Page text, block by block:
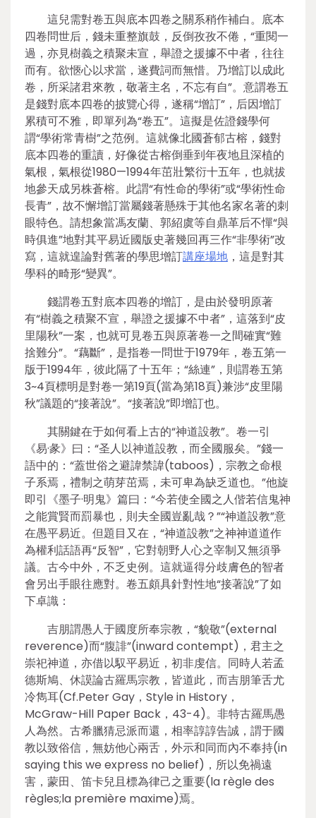
這兒需對卷五與底本四卷之關系稍作補白。底本
四卷問世后，錢未重整旗鼓，反倒孜孜不倦，“重閱一
過，亦見樹義之積聚未宣，舉證之援據不中者，往往
而有。欲愜心以求當，遂費詞而無惜。乃增訂以成此
卷，所采諸君來教，敬著主名，不忘有自”。意謂卷五
是錢對底本四卷的披覽心得，遂稱“增訂”，后因增訂
累積可不雅，即單列為“卷五”。這擬是佐證錢學何
謂“學術常青樹”之范例。這就像北國蒼郁古榕，錢對
底本四卷的重讀，好像從古榕倒垂到年夜地且深植的
氣根，氣根從1980—1994年茁壯繁衍十五年，也就拔
地參天成另株蒼榕。此謂“有性命的學術”或“學術性命
長青”，故不懈增訂當屬錢著懸殊于其他名家名著的刺
眼特色。請想象當馮友蘭、郭紹虞等自鼎革后不憚“與
時俱進”地對其平易近國版史著幾回再三作“非學術”改
寫，這就遑論對舊著的學思增訂講座場地 ，這是對其
學科的畸形“變異”。
錢謂卷五對底本四卷的增訂，是由於發明原著
有“樹義之積聚不宣，舉證之援據不中者”，這落到“皮
里陽秋”一案，也就可見卷五與原著卷一之間確實“難
捨難分”。“藕斷”，是指卷一問世于1979年，卷五第一
版于1994年，彼此隔了十五年；“絲連”，則謂卷五第
3~4頁標明是對卷一第19頁(當為第18頁)兼涉“皮里陽
秋”議題的“接著說”。“接著說”即增訂也。
其關鍵在于如何看上古的“神道設教”。卷一引
《易·彖》曰：“圣人以神道設教，而全國服矣。”錢一
語中的：“蓋世俗之避諱禁諱(taboos)，宗教之命根
子系焉，禮制之萌芽茁焉，未可卑為缺乏道也。”他旋
即引《墨子·明鬼》篇曰：“今若使全國之人偕若信鬼神
之能賞賢而罰暴也，則夫全國豈亂哉？”“神道設教”意
在愚平易近。但題目又在，“神道設教”之神神道道作
為權利話語再“反智”，它對朝野人心之宰制又無須爭
議。古今中外，不乏史例。這就逼得分歧膚色的智者
會另出手眼往應對。卷五頗具針對性地“接著說”了如
下卓識：
吉朋謂愚人于國度所奉宗教，“貌敬”(external
reverence)而“腹誹”(inward contempt)，君主之
崇祀神道，亦借以馭平易近，初非虔信。同時人若孟
德斯鳩、休謨論古羅馬宗教，皆道此，而吉朋筆舌尤
冷雋耳(Cf.Peter Gay，Style in History，
McGraw-Hill Paper Back，43-4)。非特古羅馬愚
人為然。古希臘猜忌派而還，相率諄諄告誠，謂于國
教以致俗信，無妨他心兩舌，外示和同而內不奉持(in
saying this we express no belief)，所以免禍遠
害，蒙田、笛卡兒且標為律己之重要(la règle des
règles;la première maxime)焉。